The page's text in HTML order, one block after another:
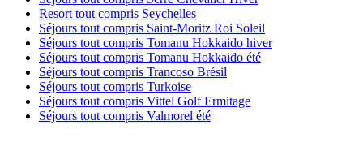
Resort tout compris Seychelles
Séjours tout compris Saint-Moritz Roi Soleil
Séjours tout compris Tomanu Hokkaido hiver
Séjours tout compris Tomanu Hokkaido été
Séjours tout compris Trancoso Brésil
Séjours tout compris Turkoise
Séjours tout compris Vittel Golf Ermitage
Séjours tout compris Valmorel été